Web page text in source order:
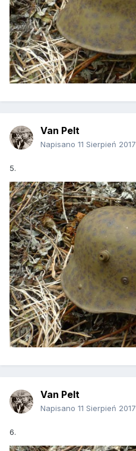
Van Pelt
Napisano 11 Sierpień 2017
5.
Van Pelt
Napisano 11 Sierpień 2017
6.